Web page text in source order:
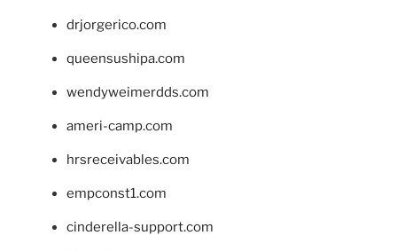
drjorgerico.com
queensushipa.com
wendyweimerdds.com
ameri-camp.com
hrsreceivables.com
empconst1.com
cinderella-support.com